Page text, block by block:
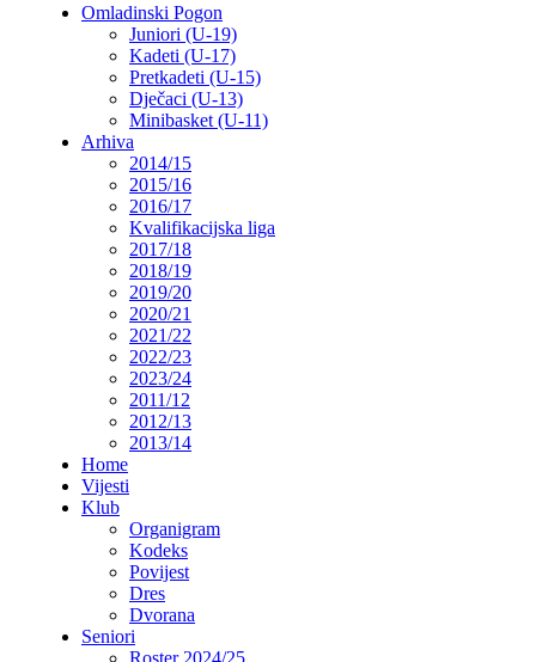
Omladinski Pogon
Juniori (U-19)
Kadeti (U-17)
Pretkadeti (U-15)
Dječaci (U-13)
Minibasket (U-11)
Arhiva
2014/15
2015/16
2016/17
Kvalifikacijska liga
2017/18
2018/19
2019/20
2020/21
2021/22
2022/23
2023/24
2011/12
2012/13
2013/14
Home
Vijesti
Klub
Organigram
Kodeks
Povijest
Dres
Dvorana
Seniori
Roster 2024/25